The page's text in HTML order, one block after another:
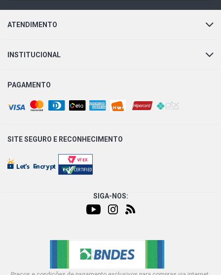
ATENDIMENTO
INSTITUCIONAL
PAGAMENTO
SITE SEGURO E RECONHECIMENTO
SIGA-NOS: